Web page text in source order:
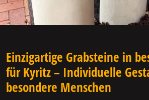
Einzigartige Grabsteine in
für Kyritz – Individuelle
besondere Menschen